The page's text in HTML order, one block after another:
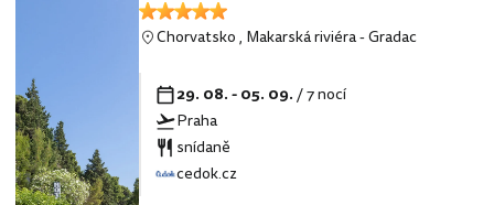
Chorvatsko, Makarská riviéra-Gradac
29. 08. - 05. 09./ 7 nocí
Praha
snídaně
cedok.cz